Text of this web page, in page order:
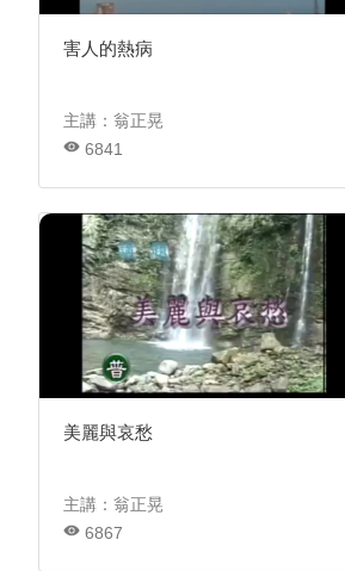
害人的熱病
主講：翁正晃
6841
美麗與哀愁
主講：翁正晃
6867